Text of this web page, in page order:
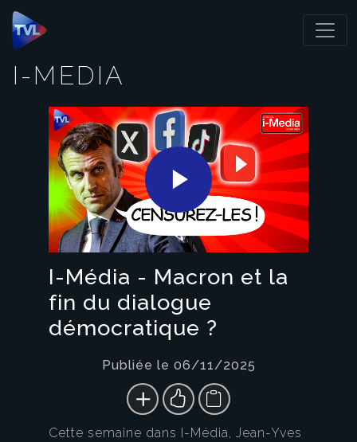
Panneau de gestion des cookies
I-MEDIA
Play
Video
I-Média - Macron et la
fin du dialogue
démocratique ?
Publiée le 06/11/2025
Cette semaine dans I-Média, Jean-Yves